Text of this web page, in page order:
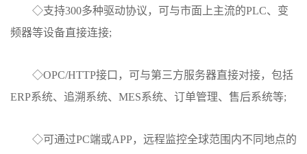
◇支持300多种驱动协议，可与市面上主流的PLC、变
频器等设备直接连接;
◇OPC/HTTP接口，可与第三方服务器直接对接，包括
ERP系统、追溯系统、MES系统、订单管理、售后系统等;
◇可通过PC端或APP，远程监控全球范围内不同地点的